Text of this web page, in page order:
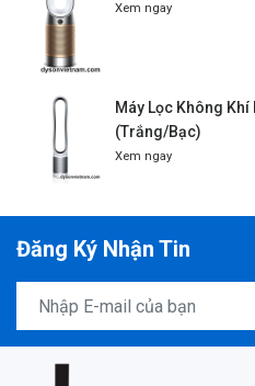
Xem ngay
Máy Lọc Không
(Trắng/Bạc)
Xem ngay
Đăng Ký Nhận Tin